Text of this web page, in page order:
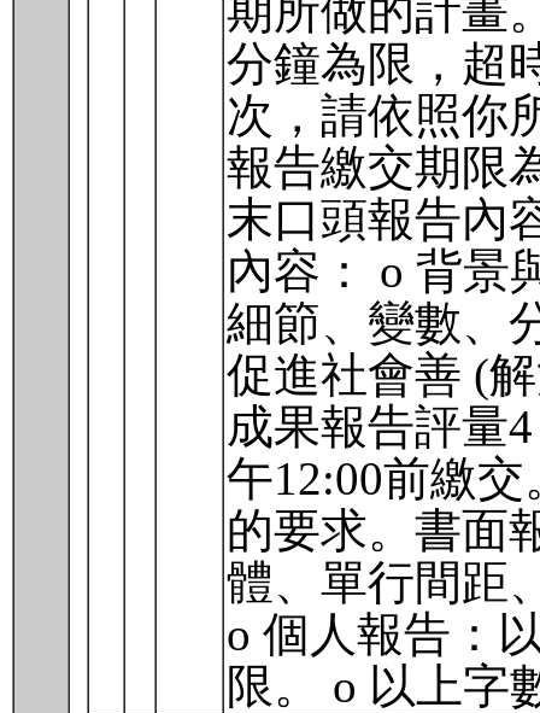
期所做的計畫
分鐘為限，超
次，請依照你
報告繳交期限
末口頭報告內
內容： o 背景
細節、變數、
促進社會善 (
成果報告評量
午12:00前繳
的要求。書面
體、單行間距
o 個人報告：
限。 o 以上